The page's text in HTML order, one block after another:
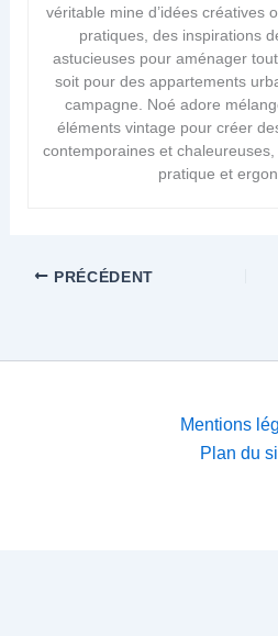
véritable mine d’idées créatives
pratiques, des inspirations
astucieuses pour aménager
soit pour des appartements
campagne. Noé adore
éléments vintage pour créer
contemporaines et chaleureuses,
pratique et
PRÉCÉDENT
Mentions
Plan du